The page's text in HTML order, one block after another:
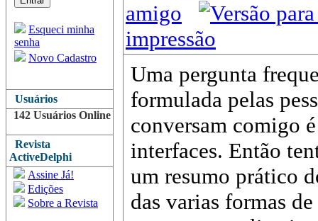
Esqueci minha
senha
Novo Cadastro
Usuários
142 Usuários Online
Revista
ActiveDelphi
Assine Já!
Edições
Sobre a Revista
amigo
impressão
Uma pergunta
formulada pelas
conversam comigo
interfaces. Então
um resumo prático
das varias formas